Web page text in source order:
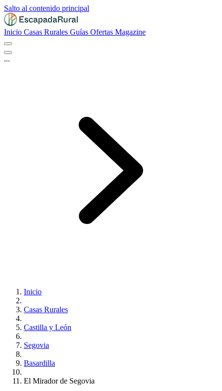
Salto al contenido principal
Inicio Casas Rurales Guías Ofertas Magazine
...
Inicio
Casas Rurales
Castilla y León
Segovia
Basardilla
El Mirador de Segovia